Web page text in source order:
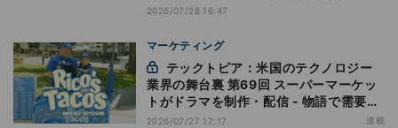
2026/07/28 16:47
マーケティング
業界の舞台裏 第69回 スーパーマーケッ
トがドラマを制作・配信 - 物語で需要を
演出する小売メディア
2026/07/27 17:17 連載